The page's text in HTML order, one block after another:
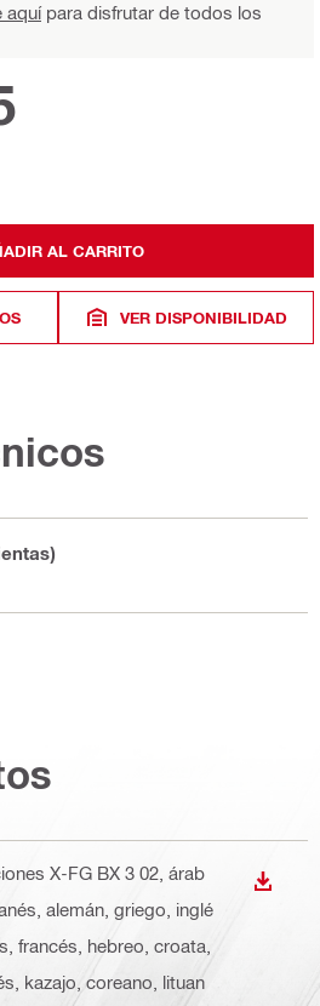
aquípara disfrutar de todos los
AL CARRITO
VER DISPONIBILIDAD
X-FG BX 3 02 , árab
alemán, griego, inglé
francés, hebreo, croata,
kazajo, coreano, lituan